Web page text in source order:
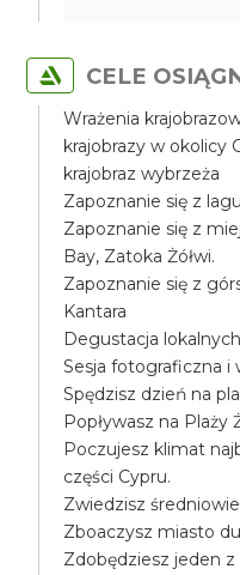
CELE
Wrażenia
krajobrazy w okolicy
krajobraz wybrzeża
Zapoznanie się z
Zapoznanie się z
Bay, Zatoka Żółwi.
Zapoznanie się z
Kantara
Degustacja
Sesja fotograficzna i
Spędzisz dzień na
Popływasz na Plaży
Poczujesz klimat
części Cypru.
Zwiedzisz
Zboaczysz miasto
Zdobędziesz jeden